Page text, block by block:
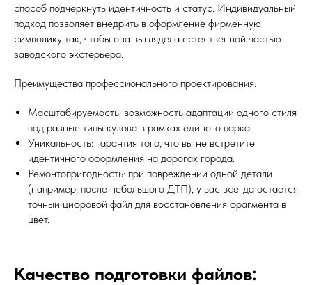
способ подчеркнуть идентичность и статус. Индивидуальный
подход позволяет внедрить в оформление фирменную
символику так, чтобы она выглядела естественной частью
заводского экстерьера.
Преимущества профессионального проектирования:
Масштабируемость: возможность адаптации одного стиля
под разные типы кузова в рамках единого парка.
Уникальность: гарантия того, что вы не встретите
идентичного оформления на дорогах города.
Ремонтопригодность: при повреждении одной детали
(например, после небольшого ДТП), у вас всегда остается
точный цифровой файл для восстановления фрагмента в
цвет.
Качество подготовки файлов: